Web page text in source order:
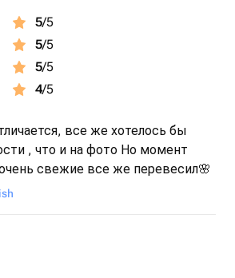
5/5
5/5
5/5
4/5
все же хотелось бы
, что и на фото Но момент
свежие все же перевесил🌸